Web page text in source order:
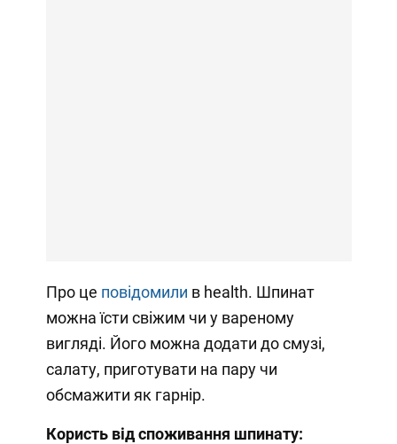
Про це повідомили в health. Шпинат
можна їсти свіжим чи у вареному
вигляді. Його можна додати до смузі,
салату, приготувати на пару чи
обсмажити як гарнір.
Користь від споживання шпинату: